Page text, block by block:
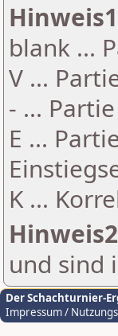
Hinweis1
blank ...
V ...
- ...
E ...
K ...
Hinweis2
und sind
Der Schachturnier-
Impressum /